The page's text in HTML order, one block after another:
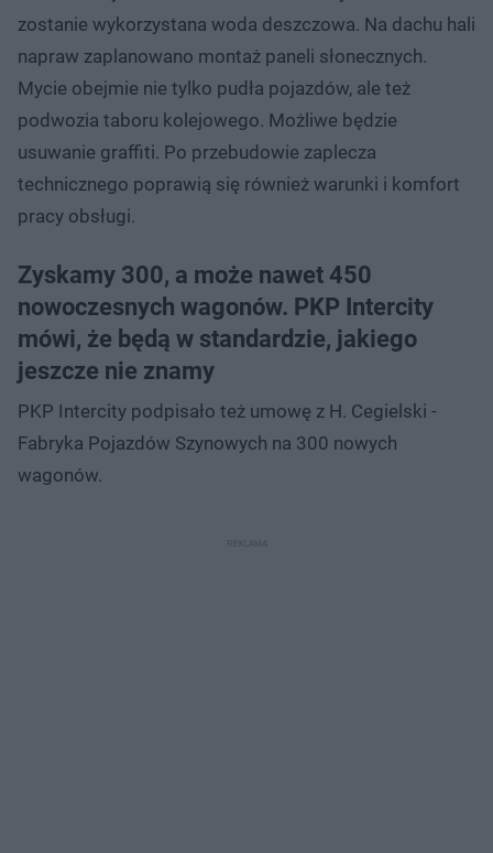
zostanie wykorzystana woda deszczowa. Na dachu hali
napraw zaplanowano montaż paneli słonecznych.
Mycie obejmie nie tylko pudła pojazdów, ale też
podwozia taboru kolejowego. Możliwe będzie
usuwanie graffiti. Po przebudowie zaplecza
technicznego poprawią się również warunki i komfort
pracy obsługi.
Zyskamy 300, a może nawet 450
nowoczesnych wagonów. PKP Intercity
mówi, że będą w standardzie, jakiego
jeszcze nie znamy
PKP Intercity podpisało też umowę z H. Cegielski -
Fabryka Pojazdów Szynowych na 300 nowych
wagonów.